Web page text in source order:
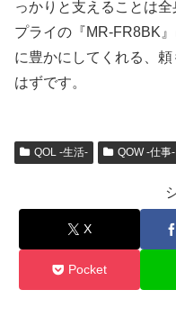
っかりと支えることは
プライの『MR-FR8BK
に豊かにしてくれる、
はずです。
QOL -生活- QOW -仕事-
X
Pocket